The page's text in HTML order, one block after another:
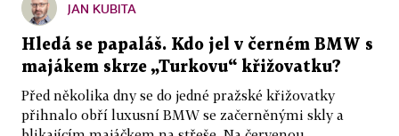
JAN KUBITA
Hledá se papaláš. Kdo jel v černém BMW s
majákem skrze „Turkovu“ křižovatku?
Před několika dny se do jedné pražské křižovatky
přihnalo obří luxusní BMW se začerněnými skly a